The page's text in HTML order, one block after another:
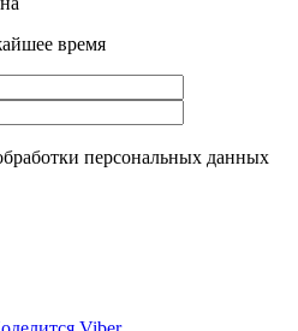
время
персональных данных